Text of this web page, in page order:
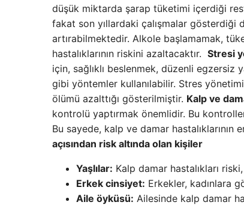
düşük miktarda şarap tüketimi içerdiği
fakat son yıllardaki çalışmalar gösterdiği
artırabilmektedir. Alkole başlamamak,
hastalıklarının riskini azaltacaktır. Stresi
için, sağlıklı beslenmek, düzenli
gibi yöntemler kullanılabilir. Stres
ölümü azalttığı gösterilmiştir. Kalp ve
kontrolü yaptırmak önemlidir. Bu
Bu sayede, kalp ve damar
açısından risk altında olan kişiler
Yaşlılar: Kalp damar hastalıkları
Erkek cinsiyet: Erkekler, kadınlara
Aile öyküsü: Ailesinde kalp damar